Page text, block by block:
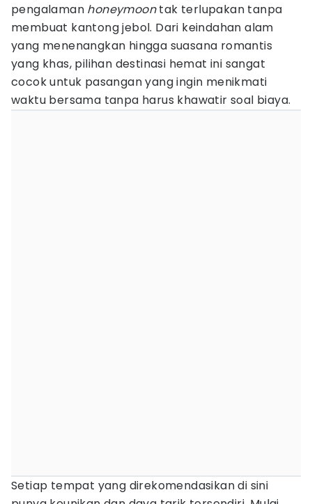
pengalaman honeymoontak terlupakan tanpa
membuat kantong jebol. Dari keindahan alam
yang menenangkan hingga suasana romantis
yang khas, pilihan destinasi hemat ini sangat
cocok untuk pasangan yang ingin menikmati
waktu bersama tanpa harus khawatir soal biaya.
Setiap tempat yang direkomendasikan di sini